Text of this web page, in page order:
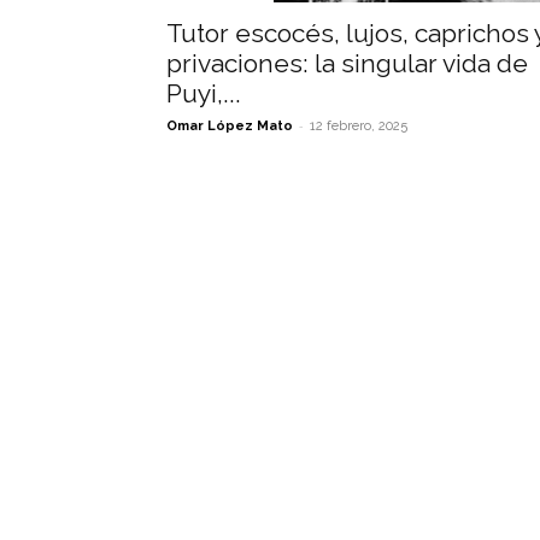
Tutor escocés, lujos, caprichos
privaciones: la singular vida de
Puyi,...
Omar López Mato - 12 febrero, 2025